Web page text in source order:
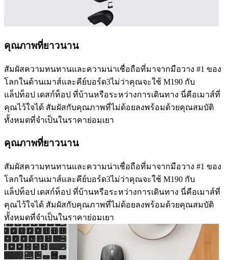
คุณภาพที่ยาวนาน
สัมผัสความทนทานและความน่าเชื่อถือที่มาจากมือวาง #1 ของ
โลกในด้านเมาส์และคีย์บอร์ด3ไม่ว่าคุณจะใช้ M190 กับ
แล็ปท็อป เดสก์ท็อป ที่บ้านหรือระหว่างการเดินทาง นี่คือเมาส์ที่
คุณไว้ใจได้ สัมผัสกับคุณภาพที่ไม่ด้อยลงพร้อมด้วยคุณสมบัติ
ทั้งหมดที่จำเป็นในราคาย่อมเยา
คุณภาพที่ยาวนาน
สัมผัสความทนทานและความน่าเชื่อถือที่มาจากมือวาง #1 ของ
โลกในด้านเมาส์และคีย์บอร์ด3ไม่ว่าคุณจะใช้ M190 กับ
แล็ปท็อป เดสก์ท็อป ที่บ้านหรือระหว่างการเดินทาง นี่คือเมาส์ที่
คุณไว้ใจได้ สัมผัสกับคุณภาพที่ไม่ด้อยลงพร้อมด้วยคุณสมบัติ
ทั้งหมดที่จำเป็นในราคาย่อมเยา